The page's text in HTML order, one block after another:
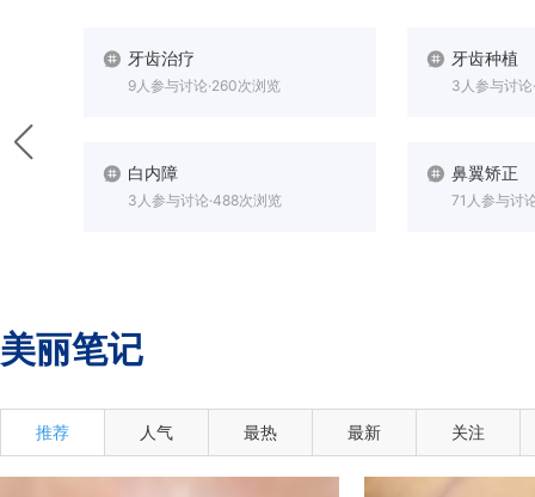
牙齿治疗
9人参与讨论·260次浏览
牙齿种植
3人参与讨论
白内障
3人参与讨论·488次浏览
鼻翼矫正
71人参与讨
美丽笔记
推荐 人气 最热 最新 关注